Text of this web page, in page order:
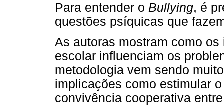
Para entender o Bullying, é
questões psíquicas que
As autoras mostram como
escolar influenciam os
metodologia vem sendo
implicações como estimular
convivência cooperativa